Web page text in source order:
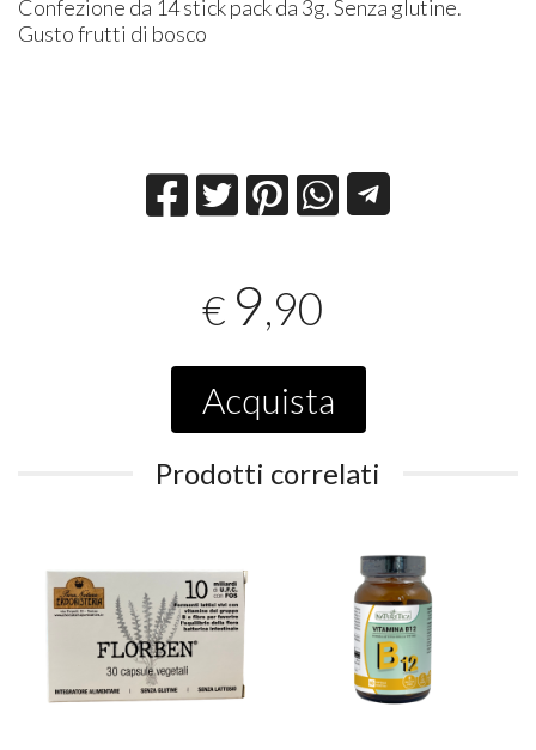
Confezione da 14 stick pack da 3g. Senza glutine.
Gusto frutti di bosco
€ 9,90
Acquista
Prodotti correlati